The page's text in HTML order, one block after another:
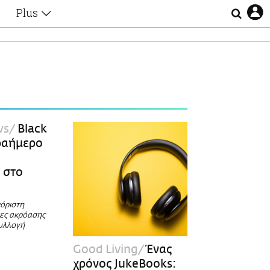
Plus
Οι Αθηναίοι
Απώλειες
Επιλογές
Black
ακρόασης
Good Living Ένας
χρόνος JukeBooks: